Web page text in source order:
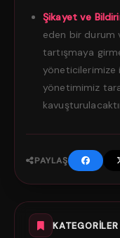
Şikayet ve
eden bir durum
tartışmaya
yöneticilerimize
yönetimimiz
PAYLAŞ
KATEGORILER